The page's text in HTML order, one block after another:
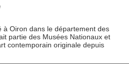
à Oiron dans le département des
partie des Musées Nationaux et
contemporain originale depuis